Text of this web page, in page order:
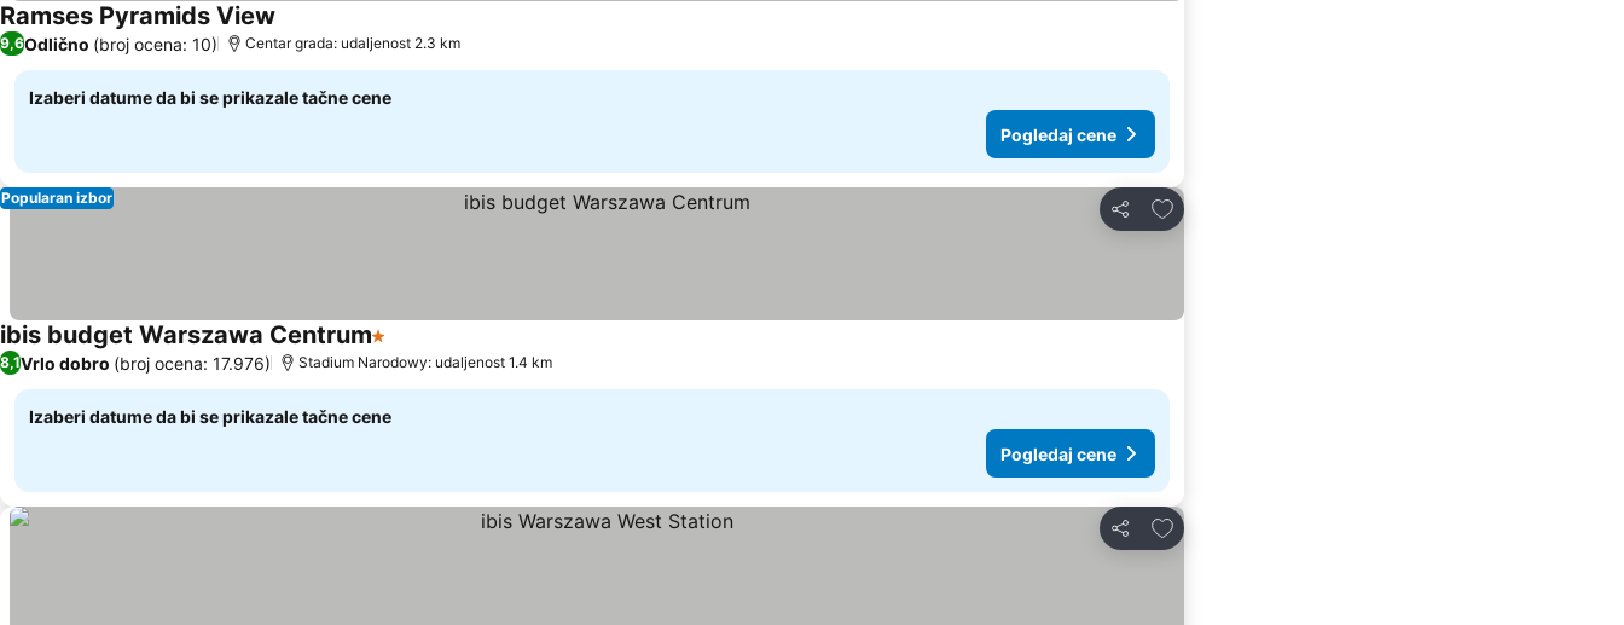
Ramses Pyramids View
9,6Odlično (broj ocena: 10) Centar grada: udaljenost 2.3 km
Izaberi datume da bi se prikazale tačne cene
Pogledaj cene
Deli
Dodati u favorite
Popularan izbor
ibis budget Warszawa Centrum1 Zvezdice
8,1Vrlo dobro (broj ocena: 17.976) Stadium Narodowy: udaljenost 1.4 km
Izaberi datume da bi se prikazale tačne cene
Pogledaj cene
Deli
Dodati u favorite